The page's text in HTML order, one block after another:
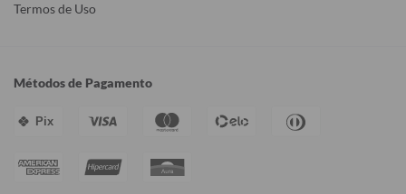
Termos de Uso
Métodos de Pagamento
Pix